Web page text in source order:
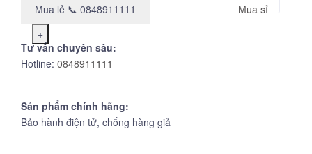
+
Mua lẻ 📞 0848911111 Mua sỉ
Tư vấn chuyên sâu:
Hotline: 0848911111
Sản phẩm chính hãng:
Bảo hành điện tử, chống hàng giả